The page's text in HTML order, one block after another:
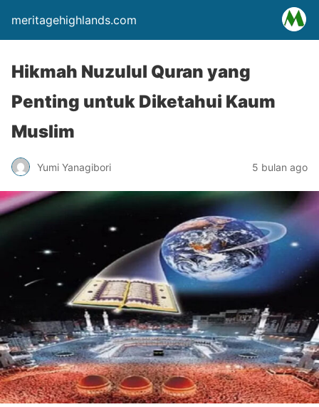
meritagehighlands.com
Hikmah Nuzulul Quran yang
Penting untuk Diketahui Kaum
Muslim
Yumi Yanagibori 5 bulan ago